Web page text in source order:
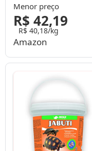
Menor preço
R$ 42,19
R$ 40,18/kg
Amazon